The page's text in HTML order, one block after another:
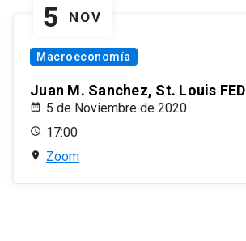
5 NOV
Macroeconomía
Juan M. Sanchez, St. Louis FED
5 de Noviembre de 2020
17:00
Zoom